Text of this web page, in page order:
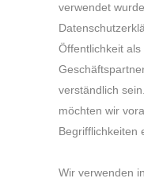
verwendet
Öffentlichkeit
verständlich
möchten wir
Begrifflichkeiten
Wir verwenden